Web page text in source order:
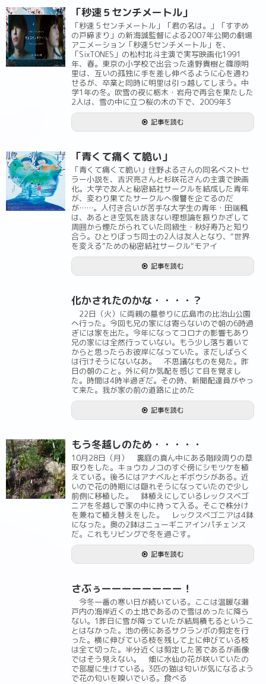
「秒速５センチメートル」
「秒速５センチメートル」「君の名は。」「すずめ
の戸締まり」の新海誠監督による2007年公開の劇場
アニメーション「秒速5センチメートル」を、
「SixTONES」の松村北斗主演で実写映画化1991
年、春。東京の小学校で出会った遠野貴樹と篠原明
里は、互いの孤独に手を差し伸べるように心を通わ
せるが、卒業と同時に明里は引っ越してしまう。中
学1年の冬。吹雪の夜に栃木・岩舟で再会を果たした
2人は、雪の中に立つ桜の木の下で、2009年3
記事を読む
「青くて痛くて脆い」
「青くて痛くて脆い」住野よるさんの同名ベストセ
ラー小説を、吉沢亮さんと杉咲花さんの主演で映画
化。大学で友人と秘密結社サークルを結成した青年
が、変わり果てたサークルへ復讐を企てるのだ
が……。人付き合いが苦手な大学生の青年・田端楓
は、あるとき空気を読まない理想論を振りかざして
周囲から煙たがられていた同級生・秋好寿乃と知り
合う。ひとりぼっち同士の2人は友人となり、“世界
を変える”ための秘密結社サークル“モアイ
記事を読む
化かされたのかな・・・・？
22日（火）に両親の墓参りに広島市の比治山公園
へ行った。今回も兄の家には寄らないので朝の6時過
ぎには家を出た。今年になってコロナの影響もあり
兄の家には全然行っていない。もう少し落ち着いて
からと思ったらお彼岸になっていた。まだしばらく
は行けそうにないなあ。 不思議なものを見た。昨
日の朝のこと。外に何か気配を感じて目を覚まし
た。時間は4時半過ぎだ。その時、新聞配達員がやっ
て来た。我が家の前の道路に止めた
記事を読む
もう冬越しのため・・・・・
10月28日（月） 裏庭の真ん中にある階段周りの草
取りをした。キョウカノコのすぐ傍にシモツケを植
えている。後ろにはアナベルとギボウシがある。近
いので花の時期には隠れそうになっていたので少し
前側に移植した。 鉢植えにしているレックスベゴ
ニアを冬越しで家の中に持って入る。そこで株分け
を兼ねて植え替えをした。 レックスベゴニアは4鉢
になった。奥の2鉢はニューギニアインパチェンス
だ。これもリビングで冬を過ごす。
記事を読む
さぶぅーーーーーーーー！
今冬一番の寒い日が続いている。ここは温暖な瀬
戸内の海岸近くの土地であるので雪はめったに降ら
ない。1昨日に雪が降っていたが結局積もるというこ
とはなかった。池の傍にあるサクランボの剪定を行
った。横に伸びている枝を残して上に伸びている枝
は全て切った。半分近くは剪定した筈であるが画像
ではそう見えない。 畑に水仙の花が咲いていたの
で部屋に生けている。3匹の猫は匂いが気になるよう
で花の匂いを嗅いでいる。食べる